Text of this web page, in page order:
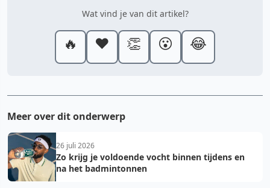
Wat vind je van dit artikel?
🔥 ❤️ 👏 😮 😂
Meer over dit onderwerp
26 juli 2026
Zo krijg je voldoende vocht binnen tijdens en
na het badmintonnen